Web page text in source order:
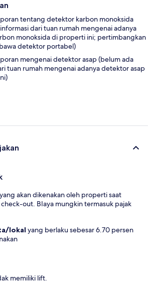
tentang detektor karbon monoksida
dari tuan rumah mengenai adanya
monoksida di properti ini; pertimbangkan
detektor portabel)
mengenai detektor asap (belum ada
tuan rumah mengenai adanya detektor asap
akan dikenakan oleh properti saat
out. BIaya mungkin termasuk pajak
lokal yang berlaku sebesar 6.70 persen
memiliki lift.